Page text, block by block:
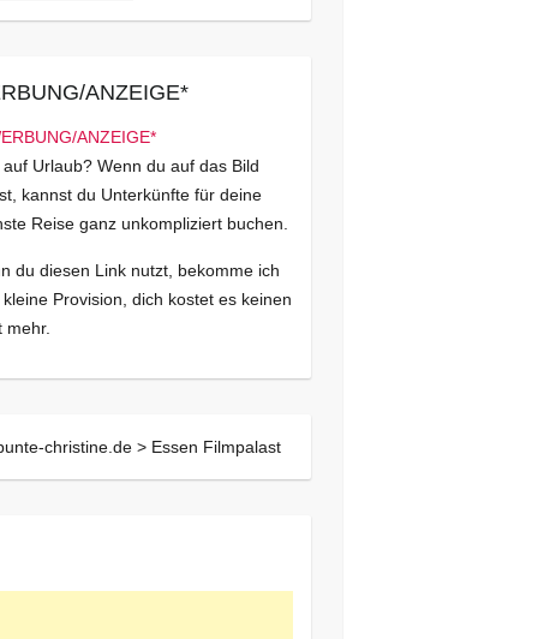
ANZEIGE*
auf Urlaub? Wenn du auf das Bild
kannst du Unterkünfte für deine
Reise ganz unkompliziert buchen.
du diesen Link nutzt, bekomme ich
Provision, dich kostet es keinen
mehr.
christine.de > Essen Filmpalast